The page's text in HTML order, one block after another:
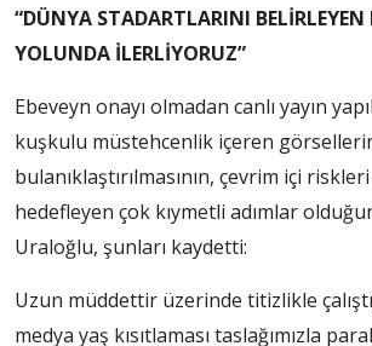
“DÜNYA STADARTLARINI
YOLUNDA İLERLİYORUZ”
Ebeveyn onayı olmadan canlı yayın
kuşkulu müstehcenlik içeren
bulanıklaştırılmasının, çevrim içi
hedefleyen çok kıymetli adımlar
Uraloğlu, şunları kaydetti:
Uzun müddettir üzerinde titizlikle
medya yaş kısıtlaması taslağımızla